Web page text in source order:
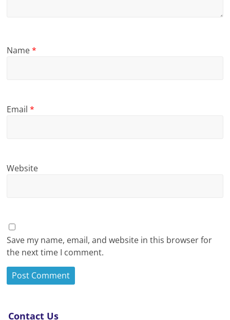
Name*
Email*
Website
Save my name, email, and website in this browser for
the next time I comment.
Contact Us